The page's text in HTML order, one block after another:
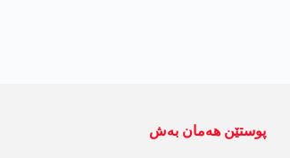
پوستێن ھەمان بەش